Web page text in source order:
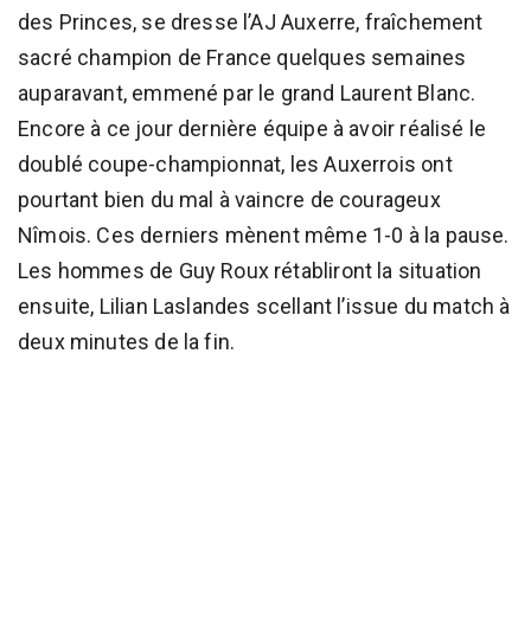
des Princes, se dresse l’AJ Auxerre, fraîchement
sacré champion de France quelques semaines
auparavant, emmené par le grand Laurent Blanc.
Encore à ce jour dernière équipe à avoir réalisé le
doublé coupe-championnat, les Auxerrois ont
pourtant bien du mal à vaincre de courageux
Nîmois. Ces derniers mènent même 1-0 à la pause.
Les hommes de Guy Roux rétabliront la situation
ensuite, Lilian Laslandes scellant l’issue du match à
deux minutes de la fin.